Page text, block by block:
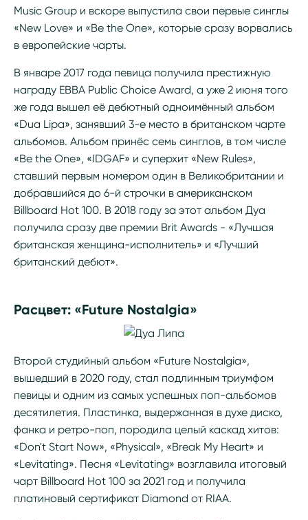
Music Group и вскоре выпустила свои первые синглы
«New Love» и «Be the One», которые сразу ворвались
в европейские чарты.
В январе 2017 года певица получила престижную
награду EBBA Public Choice Award, а уже 2 июня того
же года вышел её дебютный одноимённый альбом
«Dua Lipa», занявший 3-е место в британском чарте
альбомов. Альбом принёс семь синглов, в том числе
«Be the One», «IDGAF» и суперхит «New Rules»,
ставший первым номером один в Великобритании и
добравшийся до 6-й строчки в американском
Billboard Hot 100. В 2018 году за этот альбом Дуа
получила сразу две премии Brit Awards - «Лучшая
британская женщина-исполнитель» и «Лучший
британский дебют».
Расцвет: «Future Nostalgia»
Второй студийный альбом «Future Nostalgia»,
вышедший в 2020 году, стал подлинным триумфом
певицы и одним из самых успешных поп-альбомов
десятилетия. Пластинка, выдержанная в духе диско,
фанка и ретро-поп, породила целый каскад хитов:
«Don't Start Now», «Physical», «Break My Heart» и
«Levitating». Песня «Levitating» возглавила итоговый
чарт Billboard Hot 100 за 2021 год и получила
платиновый сертификат Diamond от RIAA.